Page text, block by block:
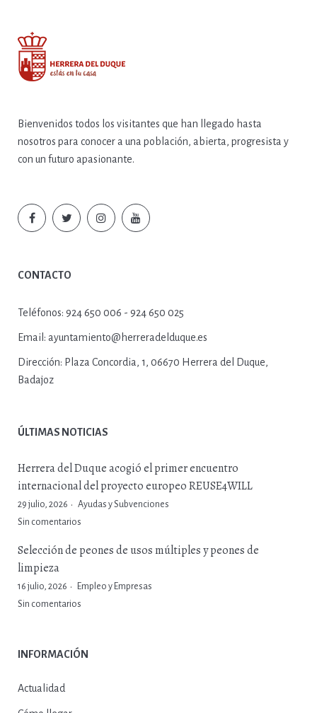
Bienvenidos todos los visitantes que han llegado hasta
nosotros para conocer a una población, abierta, progresista y
con un futuro apasionante.
CONTACTO
Teléfonos: 924 650 006 - 924 650 025
Email: ayuntamiento@herreradelduque.es
Dirección: Plaza Concordia, 1, 06670 Herrera del Duque,
Badajoz
ÚLTIMAS NOTICIAS
Herrera del Duque acogió el primer encuentro
internacional del proyecto europeo REUSE4WILL
29 julio, 2026
Ayudas y Subvenciones
Sin comentarios
Selección de peones de usos múltiples y peones de
limpieza
16 julio, 2026
Empleo y Empresas
Sin comentarios
INFORMACIÓN
Actualidad